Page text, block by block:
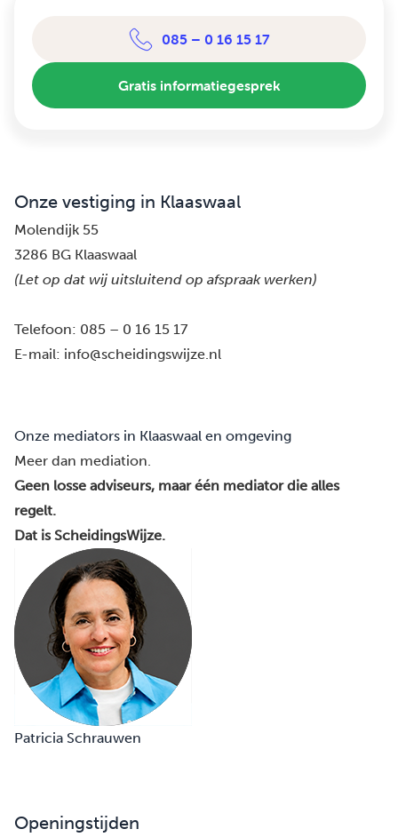
085 – 0 16 15 17
Gratis informatiegesprek
Onze vestiging in Klaaswaal
Molendijk 55
3286 BG Klaaswaal
(Let op dat wij uitsluitend op afspraak werken)
Telefoon: 085 – 0 16 15 17
E-mail: info@scheidingswijze.nl
Onze mediators in Klaaswaal en omgeving
Meer dan mediation.
Geen losse adviseurs, maar één mediator die alles
regelt.
Dat is ScheidingsWijze.
Patricia Schrauwen
Openingstijden